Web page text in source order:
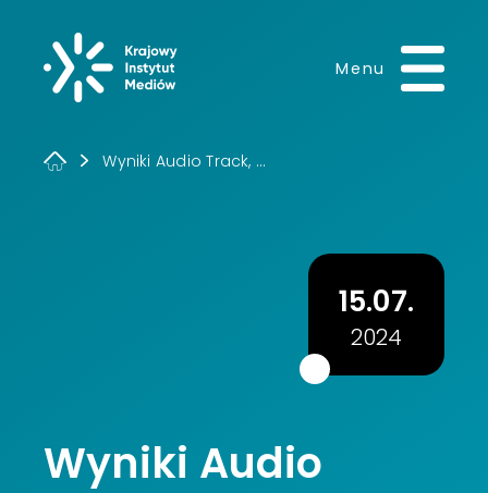
Krajowy Instytut
Menu
Wyniki Audio Track, ...
Wyniki Audio
15.07.
2024